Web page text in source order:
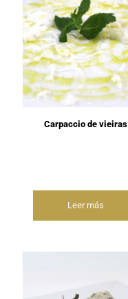
Carpaccio de vieiras
Leer más